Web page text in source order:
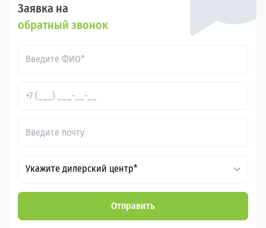
Заявка на
обратный звонок
Укажите дилерский центр*
Отправить